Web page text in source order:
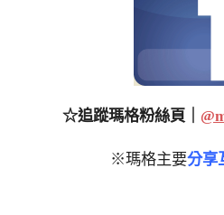
☆追蹤瑪格粉絲頁｜
※瑪格主要分享